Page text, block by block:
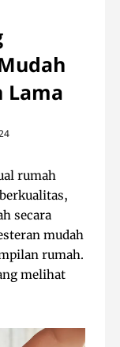
Lama
rumah
secara
mudah
rumah.
melihat